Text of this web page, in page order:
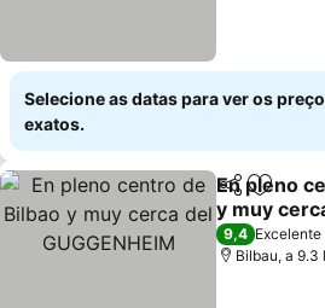
Selecione as datas para ver os
exatos.
Partilhar
En pleno
y muy
Ver preços
9,4 Excelente
Bilbau, a 9.3